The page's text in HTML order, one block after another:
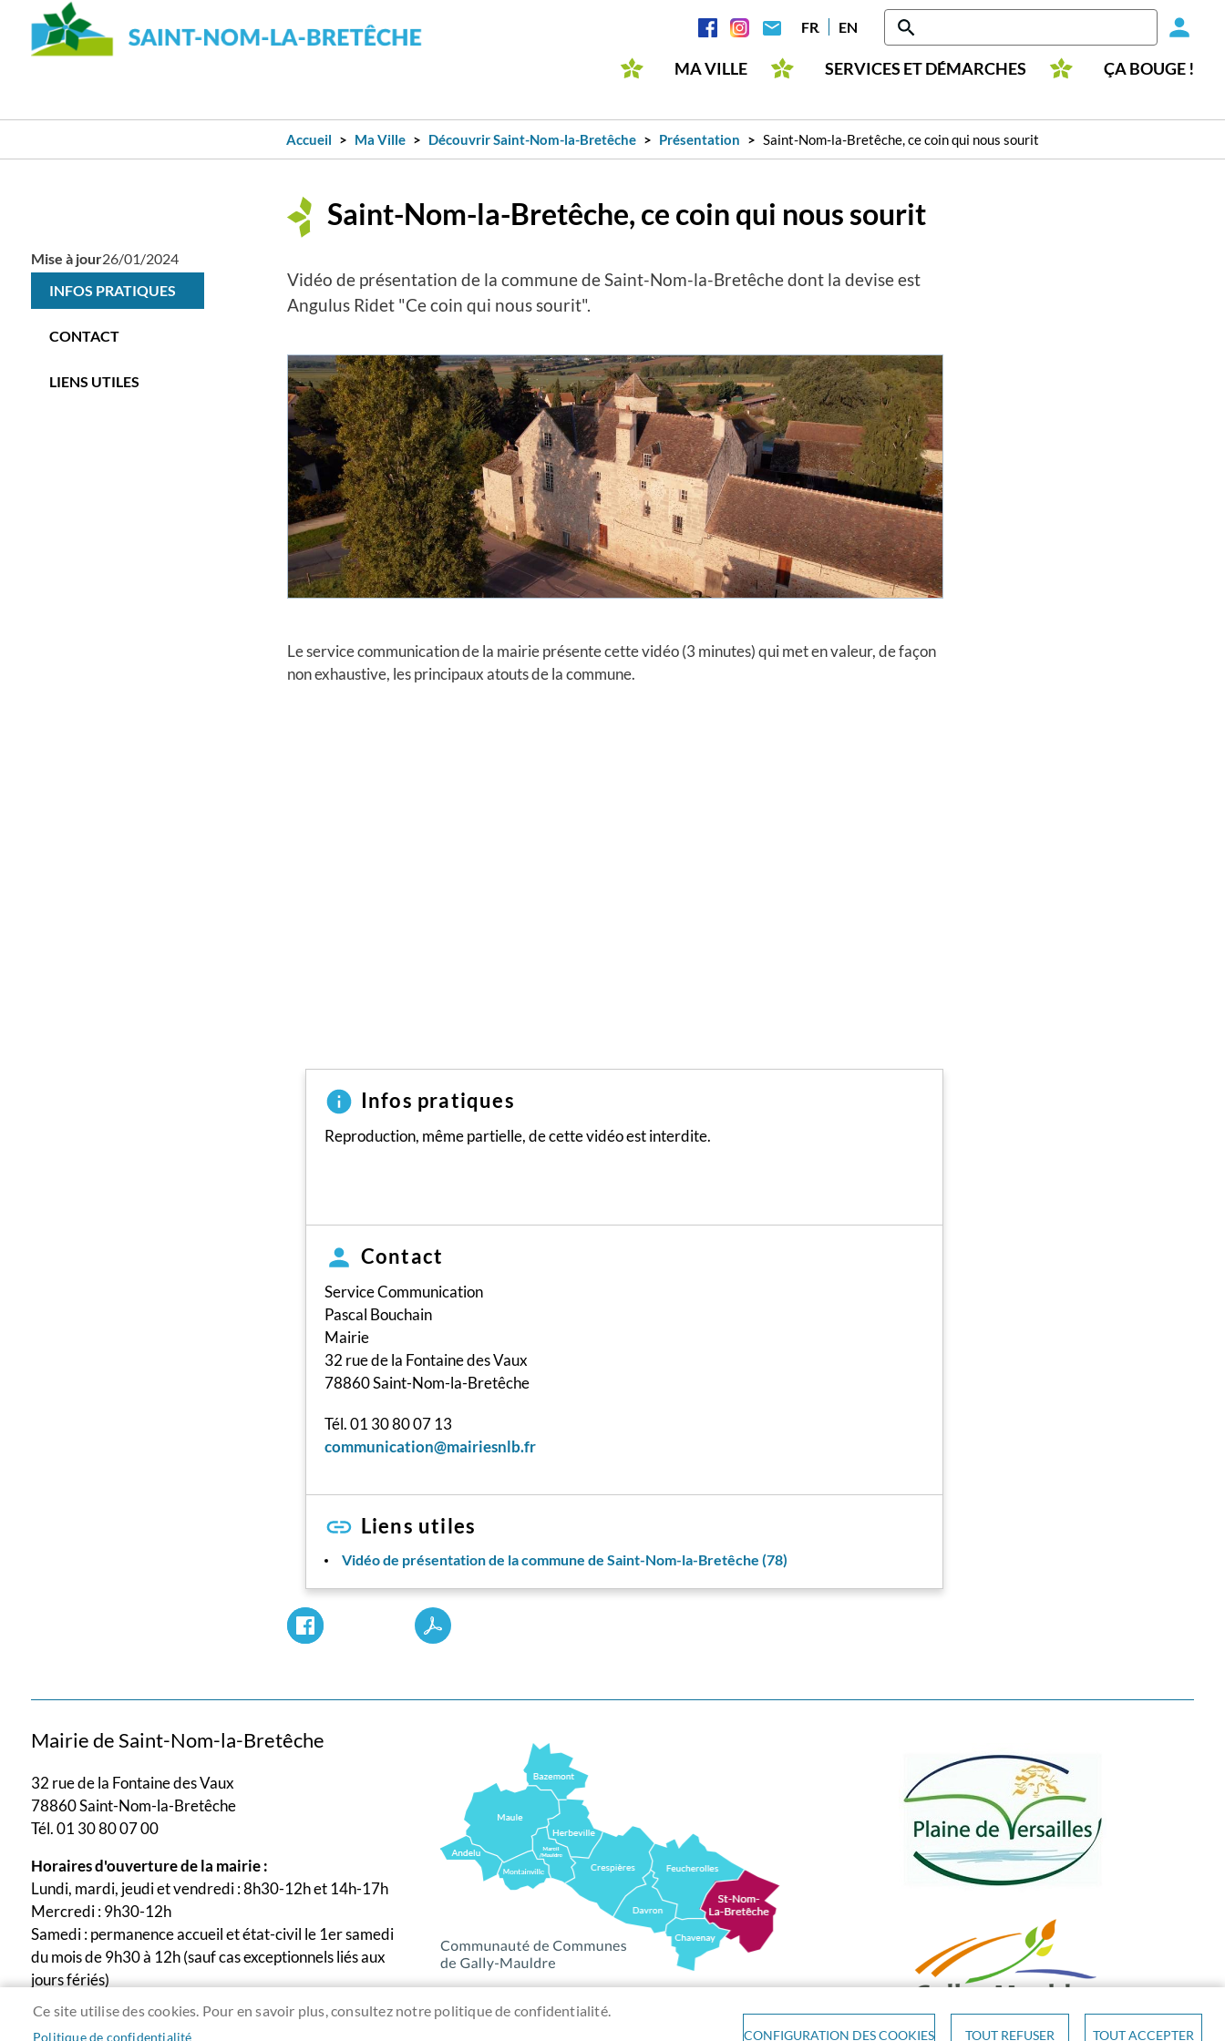
contenu
principal
-
FRANÇAISENGLISH
Réseaux
sociaux
MA VILLE SERVICES ET DÉMARCHES ÇA BOUGE !
Accueil Ma Ville Découvrir Saint-Nom-la-Bretêche Présentation Saint-Nom-la-Bretêche, ce coin qui nous sourit
Saint-Nom-la-Bretêche, ce coin qui nous sourit
Mise à jour26/01/2024
INFOS PRATIQUES
CONTACT
LIENS UTILES
Vidéo de présentation de la commune de Saint-Nom-la-Bretêche dont la devise est
Angulus Ridet "Ce coin qui nous sourit".
Le service communication de la mairie présente cette vidéo (3 minutes) qui met en valeur, de façon
non exhaustive, les principaux atouts de la commune.
Infos pratiques
Reproduction, même partielle, de cette vidéo est interdite.
Contact
Service Communication
Pascal Bouchain
Mairie
32 rue de la Fontaine des Vaux
78860 Saint-Nom-la-Bretêche
Tél. 01 30 80 07 13
communication@mairiesnlb.fr
Liens utiles
Vidéo de présentation de la commune de Saint-Nom-la-Bretêche (78)
Mairie de Saint-Nom-la-Bretêche
32 rue de la Fontaine des Vaux
78860 Saint-Nom-la-Bretêche
Tél. 01 30 80 07 00
Horaires d'ouverture de la mairie :
Lundi, mardi, jeudi et vendredi : 8h30-12h et 14h-17h
Mercredi : 9h30-12h
Samedi : permanence accueil et état-civil le 1er samedi
du mois de 9h30 à 12h (sauf cas exceptionnels liés aux
jours fériés)
Ce site utilise des cookies. Pour en savoir plus, consultez notre politique de confidentialité.
Politique de confidentialité CONFIGURATION DES COOKIES TOUT REFUSER TOUT ACCEPTER